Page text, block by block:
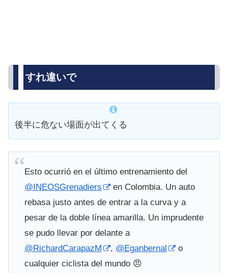
すれ違いで
後半に危ない場面が出てくる
Esto ocurrió en el último entrenamiento del
@INEOSGrenadiers
en Colombia. Un auto
rebasa justo antes de entrar a la curva y a
pesar de la doble línea amarilla. Un imprudente
se pudo llevar por delante a
@RichardCarapazM
, @Eganbernal
o
cualquier ciclista del mundo 😠